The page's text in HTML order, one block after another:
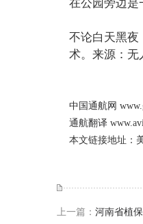
在公园旁边是
不论白天黑夜
术。来源： 无
中国通航网
通航翻译
本文链接地址：
上一篇： 河南省植